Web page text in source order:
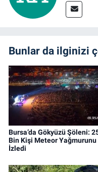
Bunlar da ilginizi
Bursa’da Gökyüzü Şöleni:
Bin Kişi Meteor Yağmurunu
İzledi